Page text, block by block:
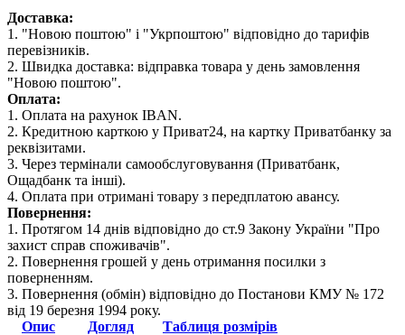
Доставка:
1. "Новою поштою" і "Укрпоштою" відповідно до тарифів
перевізників.
2. Швидка доставка: відправка товара у день замовлення
"Новою поштою".
Оплата:
1. Оплата на рахунок IBAN.
2. Кредитною карткою у Приват24, на картку Приватбанку за
реквізитами.
3. Через термінали самообслуговування (Приватбанк,
Ощадбанк та інші).
4. Оплата при отримані товару з передплатою авансу.
Повернення:
1. Протягом 14 днів відповідно до ст.9 Закону України "Про
захист справ споживачів".
2. Повернення грошей у день отримання посилки з
поверненням.
3. Повернення (обмін) відповідно до Постанови КМУ № 172
від 19 березня 1994 року.
Опис
Догляд Таблиця розмірів